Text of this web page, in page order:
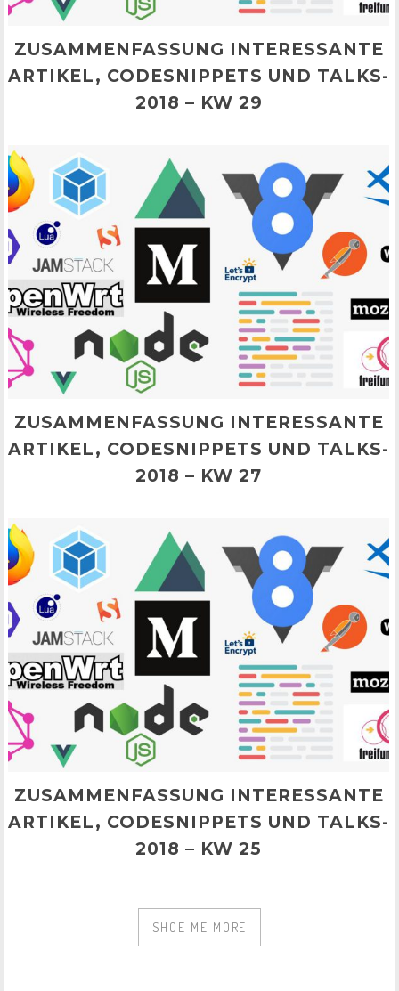
ZUSAMMENFASSUNG INTERESSANTE
ARTIKEL, CODESNIPPETS UND TALKS-
2018 – KW 29
ZUSAMMENFASSUNG INTERESSANTE
ARTIKEL, CODESNIPPETS UND TALKS-
2018 – KW 27
ZUSAMMENFASSUNG INTERESSANTE
ARTIKEL, CODESNIPPETS UND TALKS-
2018 – KW 25
SHOE ME MORE